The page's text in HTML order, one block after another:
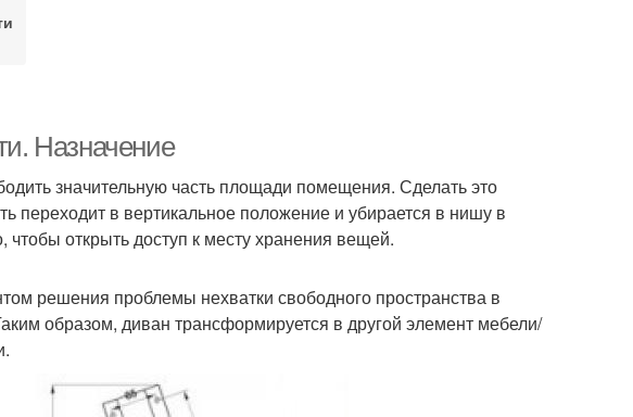
Назначение
значительную часть площади помещения. Сделать это
переходит в вертикальное положение и убирается в нишу в
открыть доступ к месту хранения вещей.
решения проблемы нехватки свободного пространства в
образом, диван трансформируется в другой элемент мебели/